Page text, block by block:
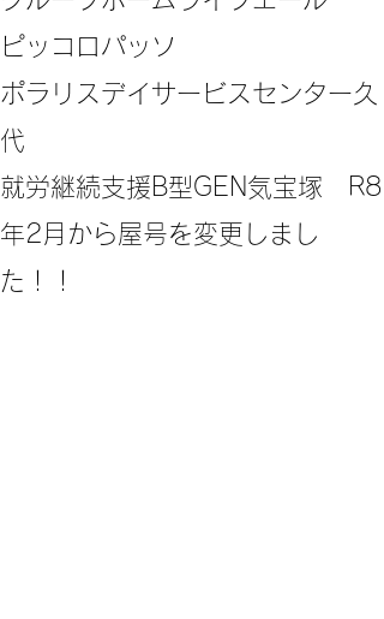
ピッコロパッソ
ポラリスデイサービスセンター久
代
​就労継続支援B型GEN気宝塚 R8
年2月から屋号を変更しまし
た！！